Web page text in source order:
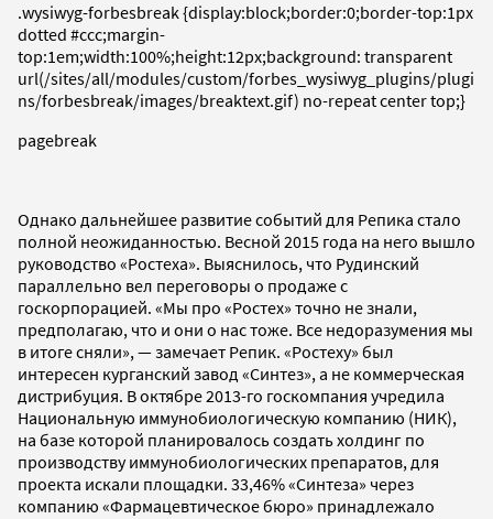
.wysiwyg-forbesbreak {display:block;border:0;border-top:1px
dotted #ccc;margin-
top:1em;width:100%;height:12px;background: transparent
url(/sites/all/modules/custom/forbes_wysiwyg_plugins/plugi
ns/forbesbreak/images/breaktext.gif) no-repeat center top;}
pagebreak
Однако дальнейшее развитие событий для Репика стало
полной неожиданностью. Весной 2015 года на него вышло
руководство «Ростеха». Выяснилось, что Рудинский
параллельно вел переговоры о продаже с
госкорпорацией. «Мы про «Ростех» точно не знали,
предполагаю, что и они о нас тоже. Все недоразумения мы
в итоге сняли», — замечает Репик. «Ростеху» был
интересен курганский завод «Синтез», а не коммерческая
дистрибуция. В октябре 2013-го госкомпания учредила
Национальную иммунобиологическую компанию (НИК),
на базе которой планировалось создать холдинг по
производству иммунобиологических препаратов, для
проекта искали площадки. 33,46% «Синтеза» через
компанию «Фармацевтическое бюро» принадлежало